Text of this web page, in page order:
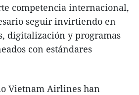
competencia internacional,
seguir invirtiendo en
digitalización y programas
con estándares
Vietnam Airlines han